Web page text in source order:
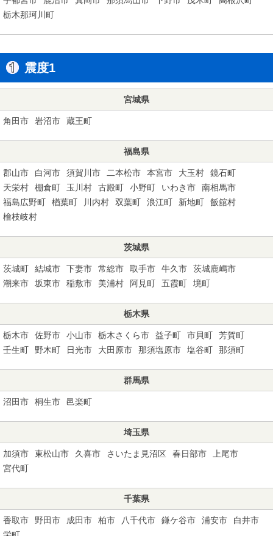
栃木那珂川町
震度1
宮城県
角田市 岩沼市 蔵王町
福島県
郡山市 白河市 須賀川市 二本松市 本宮市 大玉村
鏡石町
天栄村
棚倉町 玉川村 古殿町 小野町 いわき市
南相馬市
福島広野町
楢葉町 川内村 双葉町 浪江町 新地町
飯舘村
檜枝岐村
茨城県
茨城町 結城市 下妻市 常総市 取手市 牛久市
茨城鹿嶋市
潮来市
坂東市 稲敷市 美浦村 阿見町 五霞町 境町
栃木県
栃木市 佐野市 小山市 栃木さくら市 益子町 市貝町
芳賀町
壬生町
野木町 日光市 大田原市 那須塩原市 塩谷町 那須町
群馬県
沼田市 桐生市 邑楽町
埼玉県
加須市 東松山市 久喜市 さいたま見沼区 春日部市
上尾市
宮代町
千葉県
香取市 野田市 成田市 柏市 八千代市 鎌ケ谷市 浦安市
白井市